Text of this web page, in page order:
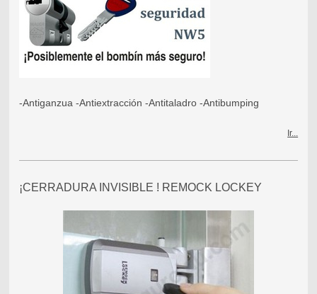
-Antiganzua -Antiextracción -Antitaladro -Antibumping
Ir...
¡CERRADURA INVISIBLE ! REMOCK LOCKEY